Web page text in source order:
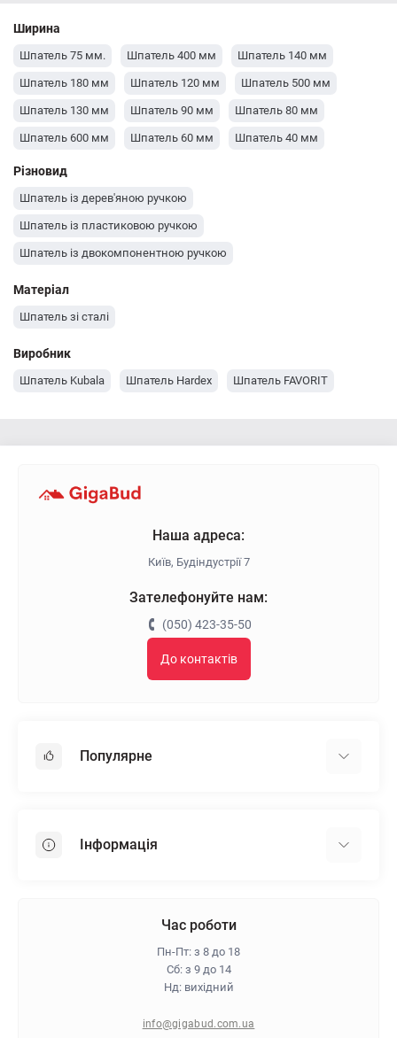
Ширина
Шпатель 75 мм. Шпатель 400 мм Шпатель 140 мм
Шпатель 180 мм Шпатель 120 мм Шпатель 500 мм
Шпатель 130 мм Шпатель 90 мм Шпатель 80 мм
Шпатель 600 мм Шпатель 60 мм Шпатель 40 мм
Шпатель 350 мм
Шпатель 200 мм Шпатель 150 мм
Шпатель 125 мм Шпатель 450 мм
Різновид
Шпатель із дерев'яною ручкою
Шпатель із пластиковою ручкою
Шпатель із двокомпонентною ручкою
Матеріал
Шпатель зі сталі
Виробник
Шпатель Kubala Шпатель Hardex Шпатель FAVORIT
Наша адреса:
Київ, Будіндустрії 7
Зателефонуйте нам:
(050) 423-35-50
До контактів
Популярне
Пінопласт
Інформація
Гарантія та повернення
Політика конфіденційності
Час роботи
Пн-Пт: з 8 до 18
Сб: з 9 до 14
Нд: вихідний
info@gigabud.com.ua